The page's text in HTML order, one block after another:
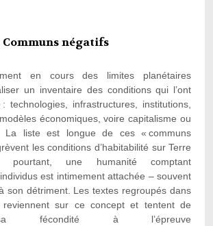
Communs négatifs
en cours des limites planétaires
un inventaire des conditions qui l’ont
: technologies, infrastructures, institutions,
économiques, voire capitalisme ou
La liste est longue de ces « communs
les conditions d’habitabilité sur Terre
pourtant, une humanité comptant
est intimement attachée – souvent
son détriment. Les textes regroupés dans
reviennent sur ce concept et tentent de
fécondité à l’épreuve